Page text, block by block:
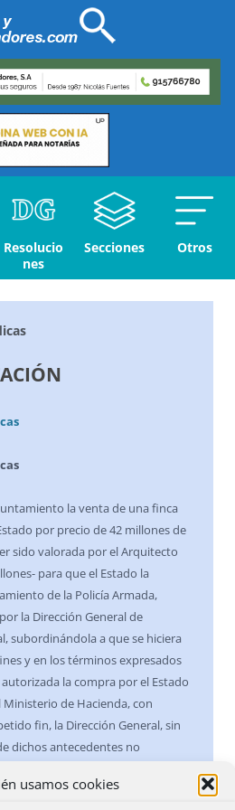
usamos cookies
Resolucio
nes
Secciones Otros
la venta de una finca
por precio de 42 millones de
sido valorada por el Arquitecto
para que el Estado la
de la Policía Armada,
la Dirección General de
subordinándola a que se hiciera
y en los términos expresados
la compra por el Estado
de Hacienda, con
fin, la Dirección General, sin
dichos antecedentes no
contrato o sujetarse a condición